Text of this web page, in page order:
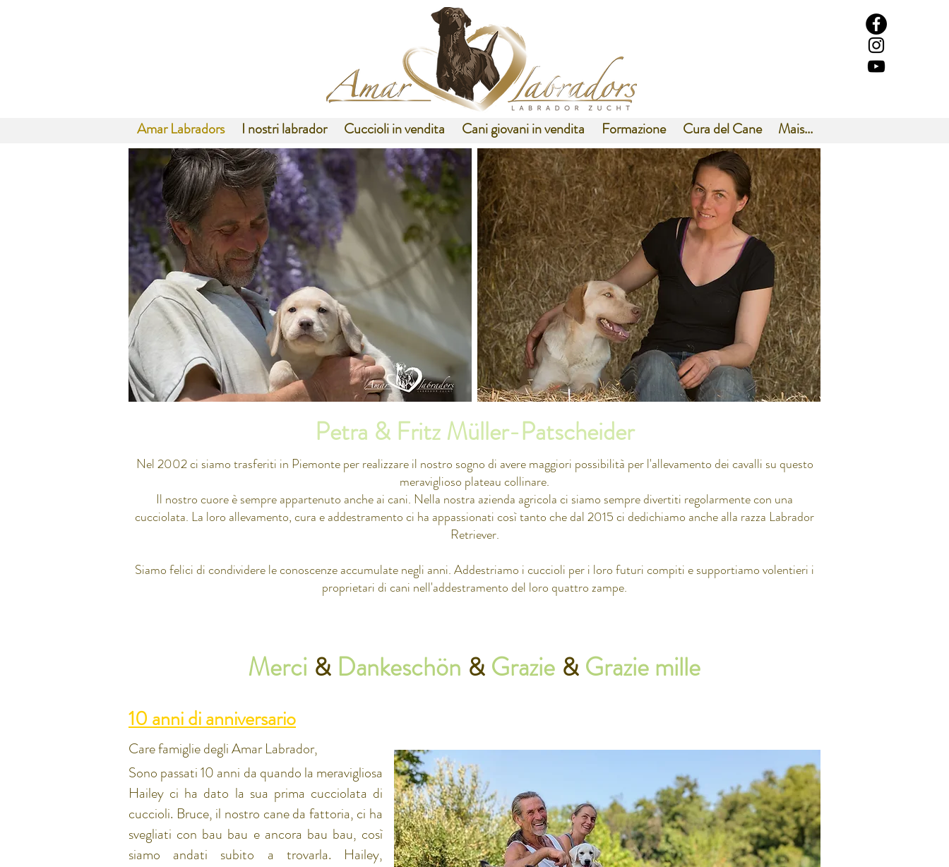
Amar Labradors I nostri labrador Cuccioli in vendita Cani giovani in vendita Formazione Cura del Cane Mais...
Petra & Fritz Müller-Patscheider
Nel 2002 ci siamo trasferiti in Piemonte per realizzare il nostro sogno di avere maggiori possibilità per l'allevamento dei cavalli su questo
meraviglioso plateau collinare.
Il nostro cuore è sempre appartenuto anche ai cani. Nella nostra azienda agricola ci siamo sempre divertiti regolarmente con una
cucciolata. La loro allevamento, cura e addestramento ci ha appassionati così tanto che dal 2015 ci dedichiamo anche alla razza Labrador
Retriever.
Siamo felici di condividere le conoscenze accumulate negli anni. Addestriamo i cuccioli per i loro futuri compiti e supportiamo volentieri i
proprietari di cani nell'addestramento del loro quattro zampe.
Merci & Dankeschön & Grazie & Grazie mille
10 anni di anniversario
Care famiglie degli Amar Labrador,
Sono passati10 anni da quando la meravigliosa
Hailey ci ha dato la sua prima cucciolata di
cuccioli. Bruce, il nostro cane da fattoria, ci ha
svegliati con bau bau e ancora bau bau, così
siamo andati subito a trovarla. Hailey,